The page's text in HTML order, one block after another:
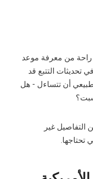
راحة من معرفة موعد
تحديثات التتبع قد
أن تتساءل - هل
التفاصيل غير
تحتاجها.